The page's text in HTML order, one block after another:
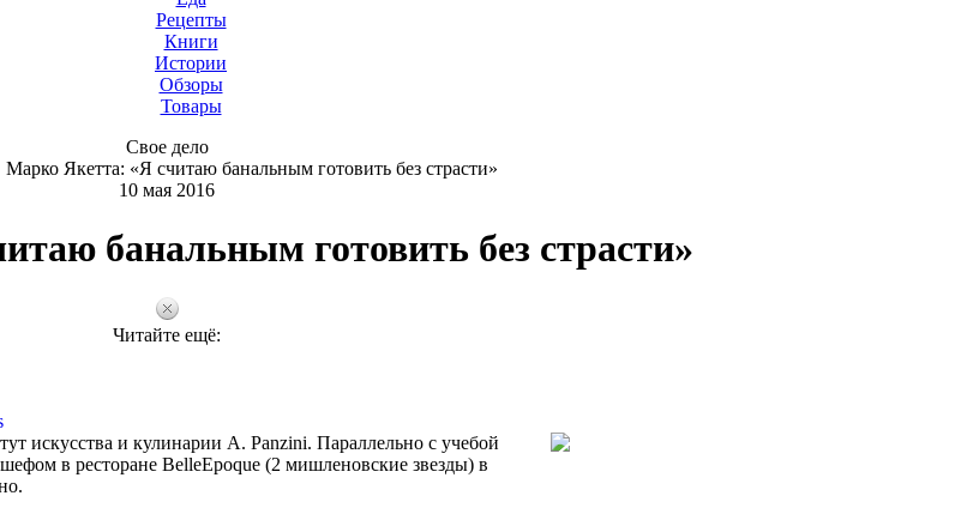
Рецепты
Книги
Истории
Обзоры
Товары
Свое дело
Марко Якетта: «Я считаю банальным готовить без страсти»
10 мая 2016
банальным готовить без страсти»
Читайте ещё:
искусства и кулинарии A. Panzini. Параллельно с учебой
в ресторане BelleEpoque (2 мишленовские звезды) в